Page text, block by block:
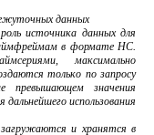
данных
источника данных для
в формате HC.
максимально
только по запросу
превышающем значения
использования
и хранятся в